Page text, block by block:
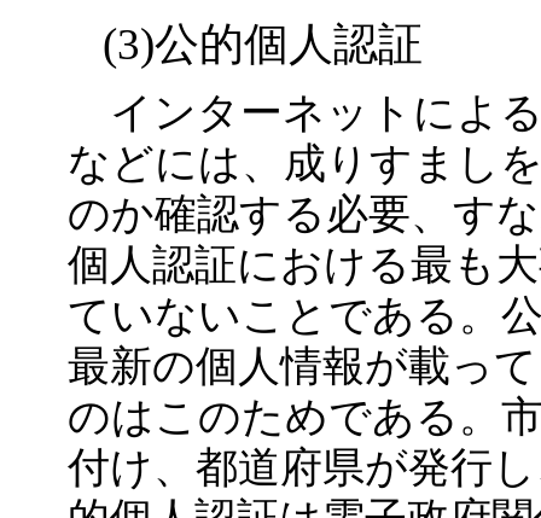
(3)公的個人認証
インターネットによ
などには、成りすまし
のか確認する必要、す
個人認証における最も
ていないことである。
最新の個人情報が載っ
のはこのためである。
付け、都道府県が発行